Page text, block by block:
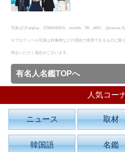
写真:(C)Fanplus、STARNEWS、innolife、PA、AMJ、Jpictures
※プロフィール写真は肖像権などの理由で使用できるものに限
間をいただく場合がございます。
有名人名鑑TOPへ
人気コー
ニュース 取材
韓国語 名鑑